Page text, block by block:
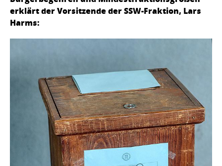
erklärt der Vorsitzende der SSW-Fraktion, Lars
Harms: